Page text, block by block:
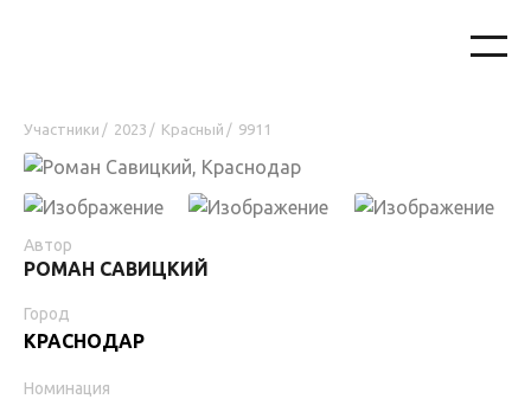
Участники / 2023 / Красный / 9911
Автор
РОМАН САВИЦКИЙ
Город
КРАСНОДАР
Номинация